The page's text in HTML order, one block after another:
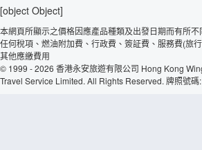
[object Object]
本網頁所顯示之價格因應產品種類及出發日期而有所不
任何稅項、燃油附加費、行政費、簽証費、服務費(旅
其他應繳費用
© 1999 - 2026 香港永安旅遊有限公司 Hong Kong
Travel Service Limited. All Rights Reserved. 牌照號